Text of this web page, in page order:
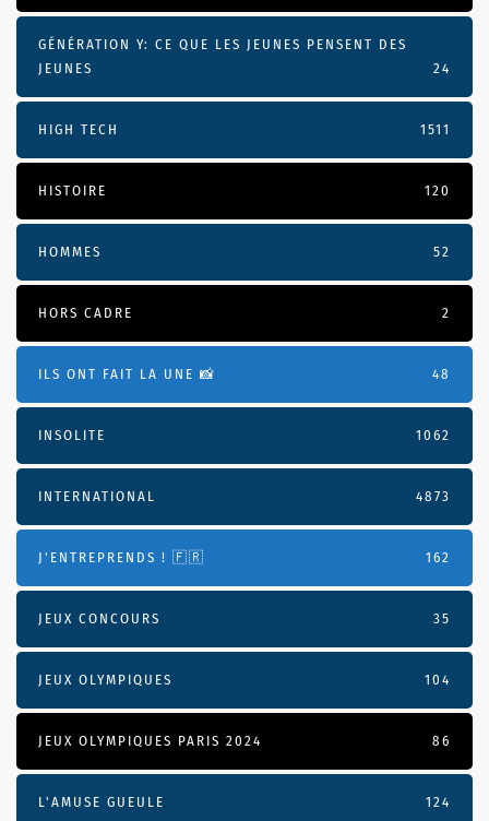
GÉNÉRATION Y: CE QUE LES JEUNES PENSENT DES
JEUNES
24
HIGH TECH 1511
HISTOIRE 120
HOMMES 52
HORS CADRE 2
ILS ONT FAIT LA UNE 📸 48
INSOLITE 1062
INTERNATIONAL 4873
J'ENTREPRENDS ! 🇫🇷 162
JEUX CONCOURS 35
JEUX OLYMPIQUES 104
JEUX OLYMPIQUES PARIS 2024 86
L'AMUSE GUEULE 124